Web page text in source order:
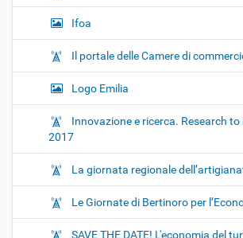
Ifoa
Il portale delle Camere di
Logo Emilia
Innovazione e ricerca. Research to
2017
La giornata regionale
Le Giornate di Bertinoro per
SAVE THE DATE! L'economia del